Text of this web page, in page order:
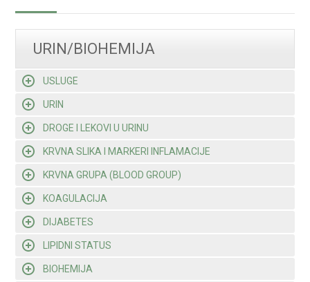
URIN/BIOHEMIJA
USLUGE
URIN
DROGE I LEKOVI U URINU
KRVNA SLIKA I MARKERI INFLAMACIJE
KRVNA GRUPA (BLOOD GROUP)
KOAGULACIJA
DIJABETES
LIPIDNI STATUS
BIOHEMIJA